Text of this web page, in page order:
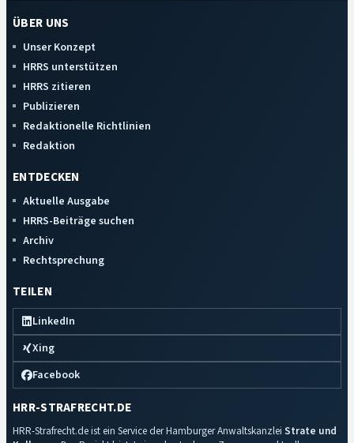
ÜBER UNS
Unser Konzept
HRRS unterstützen
HRRS zitieren
Publizieren
Redaktionelle Richtlinien
Redaktion
ENTDECKEN
Aktuelle Ausgabe
HRRS-Beiträge suchen
Archiv
Rechtsprechung
TEILEN
LinkedIn
Xing
Facebook
HRR-STRAFRECHT.DE
HRR-Strafrecht.de ist ein Service der Hamburger Anwaltskanzlei Strate und